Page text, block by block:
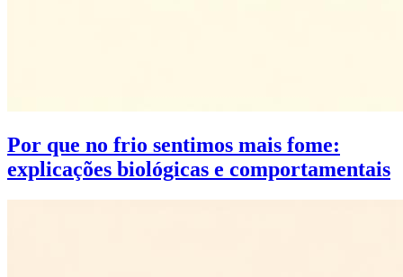
Por que no frio sentimos mais fome​:
explicações biológicas e comportamentais